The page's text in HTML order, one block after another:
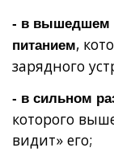
- в вышедшем
питанием,
зарядного
- в сильном
которого
видит» его;